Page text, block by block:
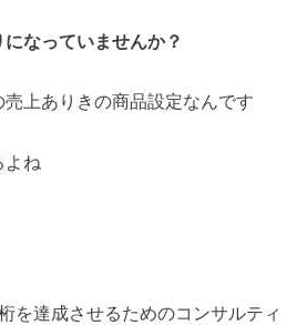
なっていませんか？
上ありきの商品設定なんです
よね
を達成させるためのコンサルティ